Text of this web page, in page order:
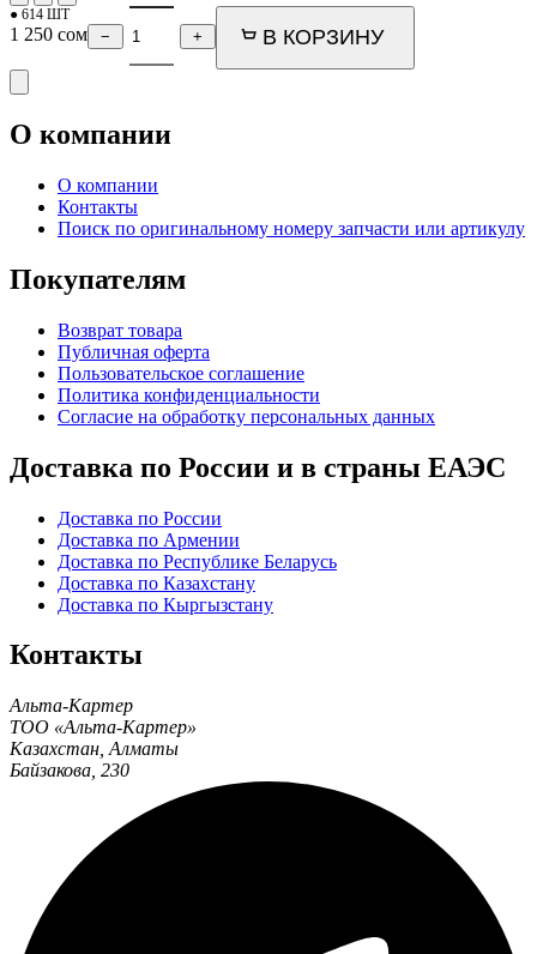
● 614 ШТ
1 250 сом − + В КОРЗИНУ
О компании
О компании
Контакты
Поиск по оригинальному номеру запчасти или артикулу
Покупателям
Возврат товара
Публичная оферта
Пользовательское соглашение
Политика конфиденциальности
Согласие на обработку персональных данных
Доставка по России и в страны ЕАЭС
Доставка по России
Доставка по Армении
Доставка по Республике Беларусь
Доставка по Казахстану
Доставка по Кыргызстану
Контакты
Альта-Картер
ТОО «Альта-Картер»
Казахстан Алматы
Байзакова, 230